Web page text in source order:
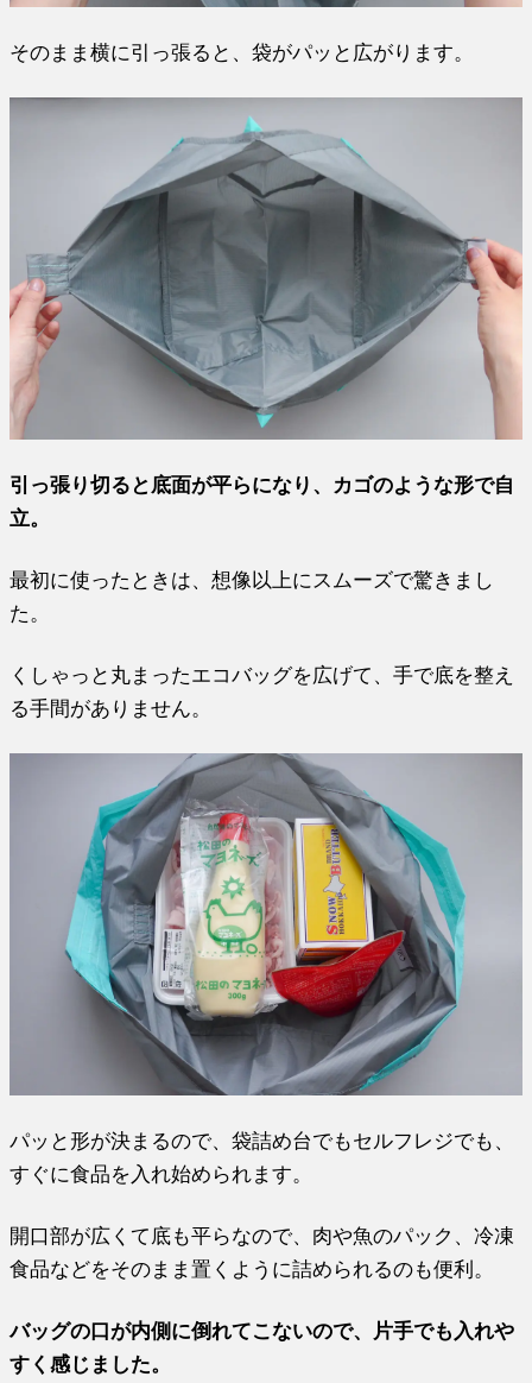
そのまま横に引っ張ると、袋がパッと広がります。
引っ張り切ると底面が平らになり、カゴのような形で自
立。
最初に使ったときは、想像以上にスムーズで驚きまし
た。
くしゃっと丸まったエコバッグを広げて、手で底を整え
る手間がありません。
パッと形が決まるので、袋詰め台でもセルフレジでも、
すぐに食品を入れ始められます。
開口部が広くて底も平らなので、肉や魚のパック、冷凍
食品などをそのまま置くように詰められるのも便利。
バッグの口が内側に倒れてこないので、片手でも入れや
すく感じました。